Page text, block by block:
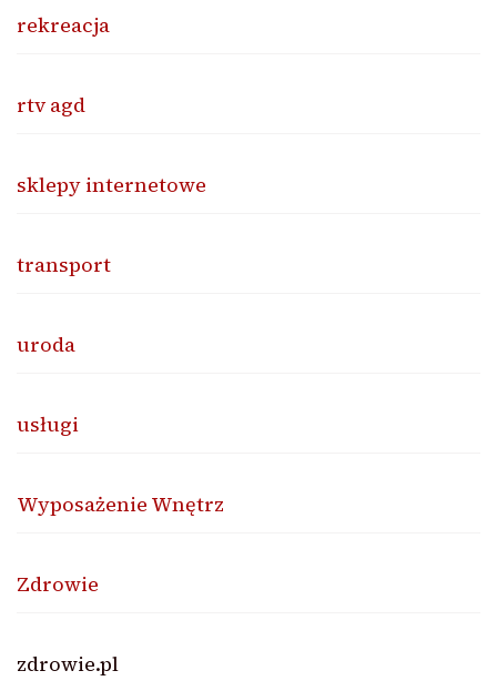
rekreacja
rtv agd
sklepy internetowe
transport
uroda
usługi
Wyposażenie Wnętrz
Zdrowie
zdrowie.pl